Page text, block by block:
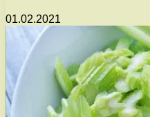
01.02.2021